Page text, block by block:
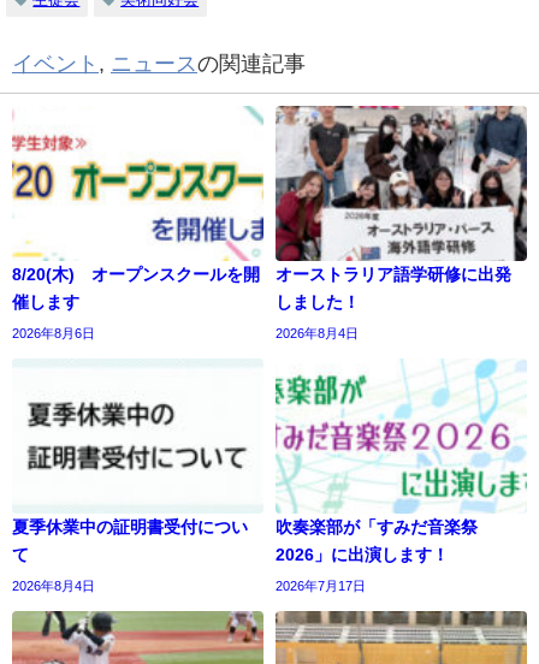
イベント , ニュースの関連記事
8/20(木) オープンスクールを開
催します
2026年8月6日
オーストラリア語学研修に出発
しました！
2026年8月4日
夏季休業中の証明書受付につい
て
2026年8月4日
吹奏楽部が「すみだ音楽祭
2026」に出演します！
2026年7月17日